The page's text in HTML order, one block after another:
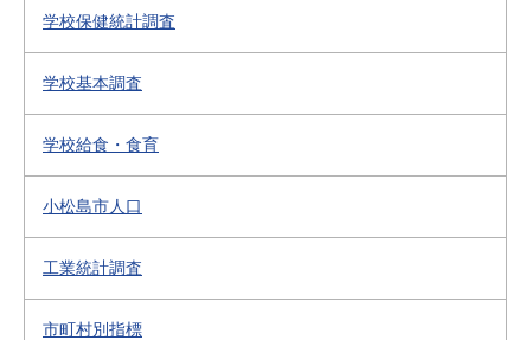
学校保健統計調査
学校基本調査
学校給食・食育
小松島市人口
工業統計調査
市町村別指標